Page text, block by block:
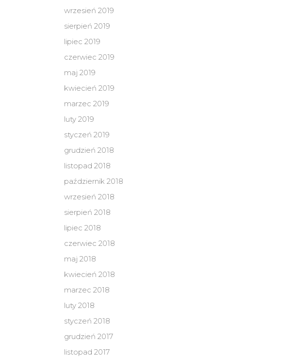
wrzesień 2019
sierpień 2019
lipiec 2019
czerwiec 2019
maj 2019
kwiecień 2019
marzec 2019
luty 2019
styczeń 2019
grudzień 2018
listopad 2018
październik 2018
wrzesień 2018
sierpień 2018
lipiec 2018
czerwiec 2018
maj 2018
kwiecień 2018
marzec 2018
luty 2018
styczeń 2018
grudzień 2017
listopad 2017